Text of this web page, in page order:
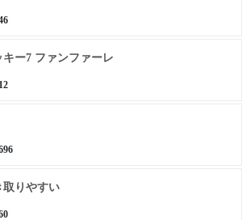
キー7 ファンファーレ
取りやすい